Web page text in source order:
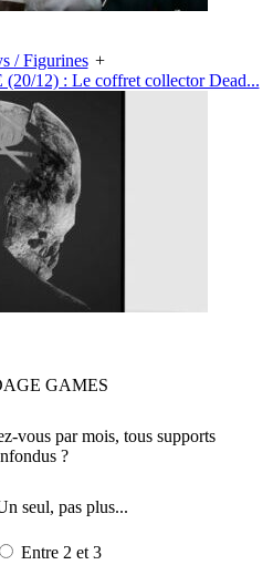
/ Figurines +
12) : Le coffret collector Dead...
GAMES
vous par mois, tous supports
?
seul, pas plus...
Entre 2 et 3